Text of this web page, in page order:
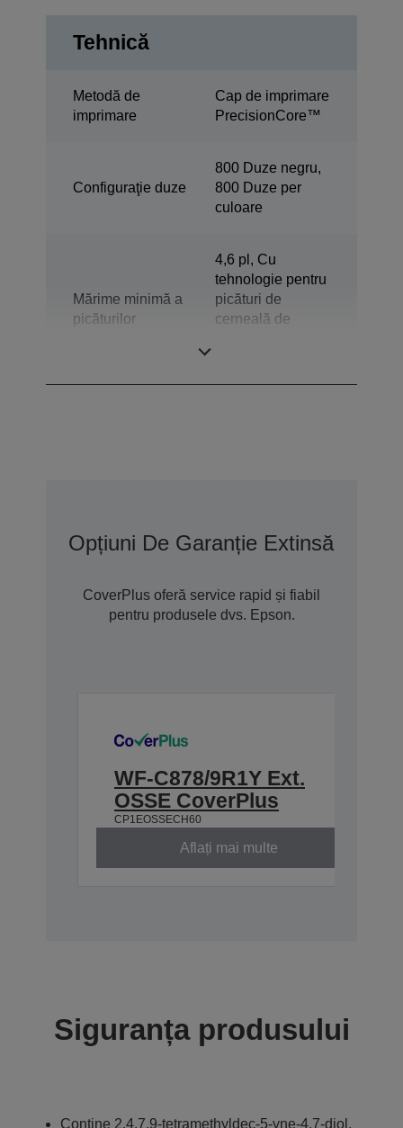
Tehnică
Metodă de
imprimare
Cap de imprimare
PrecisionCore™
Configuraţie duze
800 Duze negru,
800 Duze per
culoare
Mărime minimă a
picăturilor
4,6 pl, Cu
tehnologie pentru
picături de
cerneală de
Opțiuni De Garanție Extinsă Cu
CoverPlus oferă service rapid și fiabil
pentru produsele dvs. Epson.
WF-C878/9R1Y Ext.
OSSE CoverPlus
CP1EOSSECH60
Aflați mai multe
Siguranța produsului
Conține 2,4,7,9-tetramethyldec-5-yne-4,7-diol.